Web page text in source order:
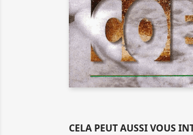
CELA PEUT AUSSI VOUS